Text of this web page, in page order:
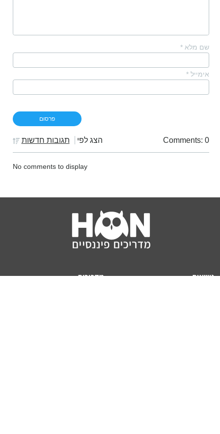
שם מלא *
אימייל *
Comments: 0 הצג לפי תגובות חדשות
No comments to display
נושאים
מדריכים